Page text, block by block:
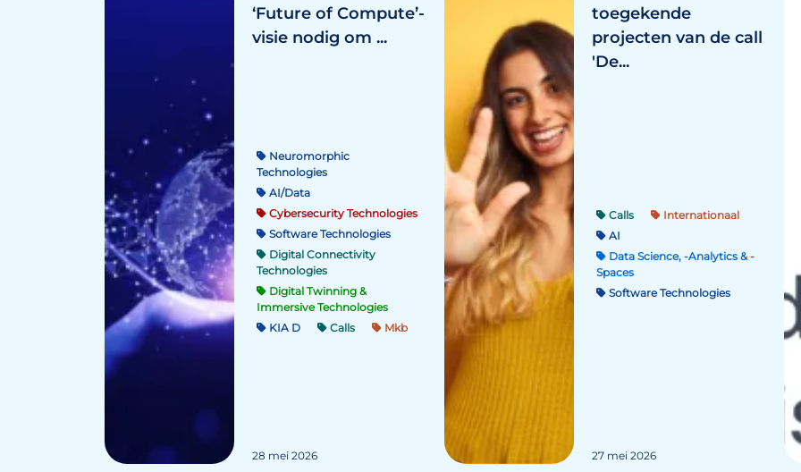
‘Future of Compute’-
visie nodig om ...
Neuromorphic
Technologies
AI/Data
Cybersecurity Technologies
Software Technologies
Digital Connectivity
Technologies
Digital Twinning &
Immersive Technologies
KIA D
Calls Mkb
28 mei 2026
toegekende
projecten van de call
'De...
Calls
Internationaal
AI
Data Science, -Analytics & -
Spaces
Software Technologies
27 mei 2026